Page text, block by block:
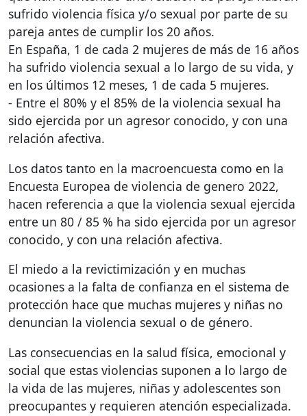
sufrido violencia física y/o sexual por parte de su
pareja antes de cumplir los 20 años.
En España, 1 de cada 2 mujeres de más de 16 años
ha sufrido violencia sexual a lo largo de su vida, y
en los últimos 12 meses, 1 de cada 5 mujeres.
- Entre el 80% y el 85% de la violencia sexual ha
sido ejercida por un agresor conocido, y con una
relación afectiva.
Los datos tanto en la macroencuesta como en la
Encuesta Europea de violencia de genero 2022,
hacen referencia a que la violencia sexual ejercida
entre un 80 / 85 % ha sido ejercida por un agresor
conocido, y con una relación afectiva.
El miedo a la revictimización y en muchas
ocasiones a la falta de confianza en el sistema de
protección hace que muchas mujeres y niñas no
denuncian la violencia sexual o de género.
Las consecuencias en la salud física, emocional y
social que estas violencias suponen a lo largo de
la vida de las mujeres, niñas y adolescentes son
preocupantes y requieren atención especializada.